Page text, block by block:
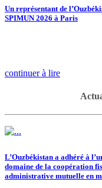
Un représentant de
SPIMUN 2026 à Paris
continuer à lire
L’Ouzbékistan a adhéré à
domaine de la coopération
administrative mutuelle en